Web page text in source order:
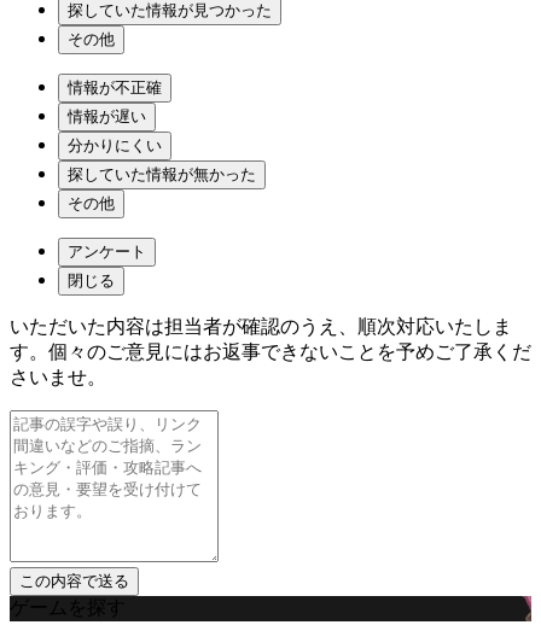
探していた情報が見つかった
その他
情報が不正確
情報が遅い
分かりにくい
探していた情報が無かった
その他
アンケート
閉じる
いただいた内容は担当者が確認のうえ、順次対応いたしま
す。個々のご意見にはお返事できないことを予めご了承くだ
さいませ。
ゲームを探す